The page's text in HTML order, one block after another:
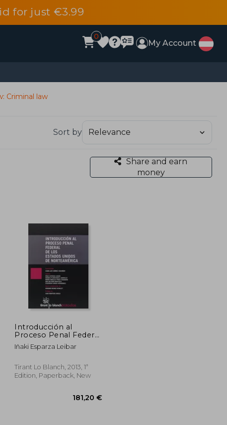
for just €3.99
0
My Account
Criminal law
Sort by
Share and earn
money
Introducción al
Proceso Penal Federal
de los Estados Unidos
de Norteamérica
Comentarios y
Practicas Procesales)
Iñaki Esparza Leibar
Tirant Lo Blanch, 2013, 1ª
Edition, Paperback, New